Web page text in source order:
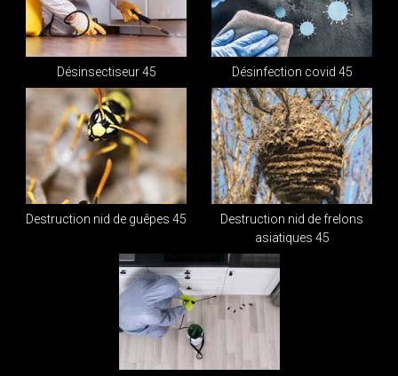
Désinsectiseur 45 Désinfection covid 45
Destruction nid de guêpes 45
Destruction nid de frelons
asiatiques 45